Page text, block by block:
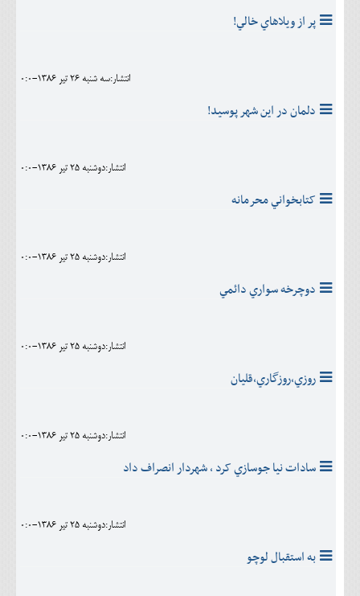
پر از ويلاهاي خالي!
انتشار:سه شنبه 26 تير 1386-0:0
دلمان در اين شهر پوسيد!
انتشار:دوشنبه 25 تير 1386-0:0
کتابخواني محرمانه
انتشار:دوشنبه 25 تير 1386-0:0
دوچرخه سواري دائمي
انتشار:دوشنبه 25 تير 1386-0:0
روزي،روزگاري،قليان
انتشار:دوشنبه 25 تير 1386-0:0
سادات نيا جوسازي کرد ، شهردار انصراف داد
انتشار:دوشنبه 25 تير 1386-0:0
به استقبال لوچو